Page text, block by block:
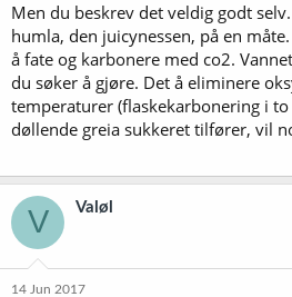
humlesmaken smaker noe avrundet og
det gir mening. Malt karakteren
humlen. Har troen på at oksydering
Hadde ikke tenkt så mye på at
problemet, men det gir mening. Får
se om jeg kan få i hus utstyr til fat
på vannkjemien ikke helt egner seg til
ikke langt unna osmose vann jeg
opplyser at de klor behandler vannet
CaSO4 til å justere. Vannet skal være
er usikker på hvor viktig Mg er i øl.
Ca/Mg som er avgjørende i andre
vannkjemi. Har vurdert å prøve å
MgSO4 for å se om det har meningsfylt
Men du beskrev det veldig godt
humla, den juicynessen, på en
å fate og karbonere med co2.
du søker å gjøre. Det å eliminere
temperaturer (flaskekarbonering i
døllende greia sukkeret tilfører, vil
V Valøl
14 Jun 2017